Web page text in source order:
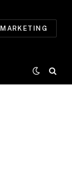
MARKETING